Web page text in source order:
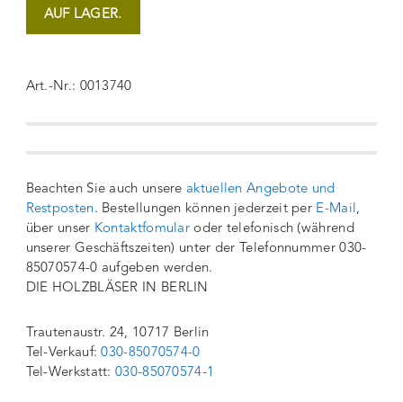
AUF LAGER.
Art.-Nr.: 0013740
Beachten Sie auch unsere aktuellen Angebote und
Restposten. Bestellungen können jederzeit per E-Mail,
über unser Kontaktfomular oder telefonisch (während
unserer Geschäftszeiten) unter der Telefonnummer 030-
85070574-0 aufgeben werden.
DIE HOLZBLÄSER IN BERLIN
Trautenaustr. 24, 10717 Berlin
Tel-Verkauf:030-85070574-0
Tel-Werkstatt:030-85070574-1